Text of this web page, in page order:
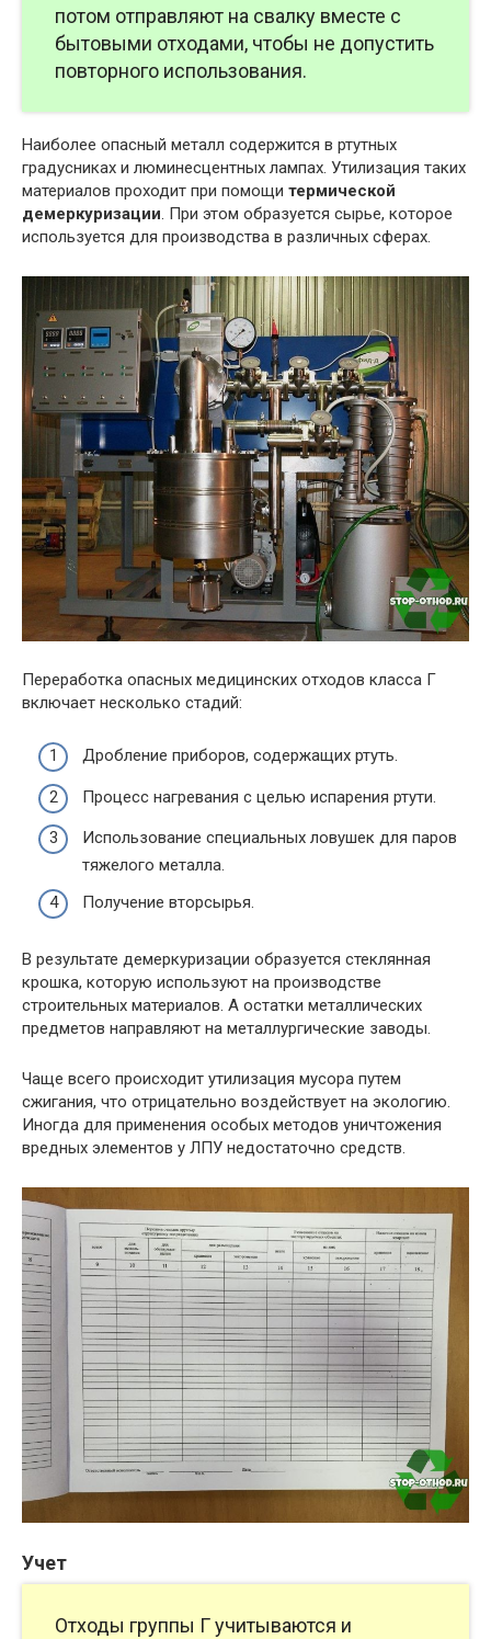
потом отправляют на свалку вместе с
бытовыми отходами, чтобы не допустить
повторного использования.
Наиболее опасный металл содержится в ртутных
градусниках и люминесцентных лампах. Утилизация таких
материалов проходит при помощи термической
демеркуризации. При этом образуется сырье, которое
используется для производства в различных сферах.
Переработка опасных медицинских отходов класса Г
включает несколько стадий:
Дробление приборов, содержащих ртуть.
Процесс нагревания с целью испарения ртути.
Использование специальных ловушек для паров
тяжелого металла.
Получение вторсырья.
В результате демеркуризации образуется стеклянная
крошка, которую используют на производстве
строительных материалов. А остатки металлических
предметов направляют на металлургические заводы.
Чаще всего происходит утилизация мусора путем
сжигания, что отрицательно воздействует на экологию.
Иногда для применения особых методов уничтожения
вредных элементов у ЛПУ недостаточно средств.
Учет
Отходы группы Г учитываются и